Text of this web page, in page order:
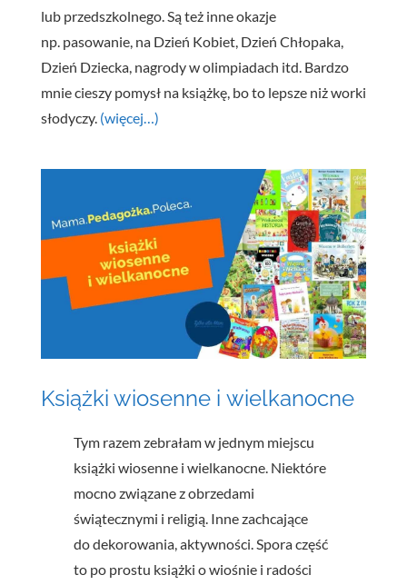
lub przedszkolnego. Są też inne okazje
np. pasowanie, na Dzień Kobiet, Dzień Chłopaka,
Dzień Dziecka, nagrody w olimpiadach itd. Bardzo
mnie cieszy pomysł na książkę, bo to lepsze niż worki
słodyczy. (więcej…)
Książki wiosenne i wielkanocne
Tym razem zebrałam w jednym miejscu
książki wiosenne i wielkanocne. Niektóre
mocno związane z obrzedami
świątecznymi i religią. Inne zachcające
do dekorowania, aktywności. Spora część
to po prostu książki o wiośnie i radości